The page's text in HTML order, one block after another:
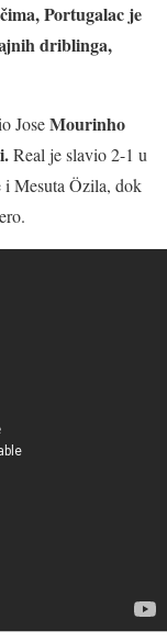
Portugalac je
driblinga,
JoseMourinho
Real je slavio 2-1 u
Mesuta Özila, dok